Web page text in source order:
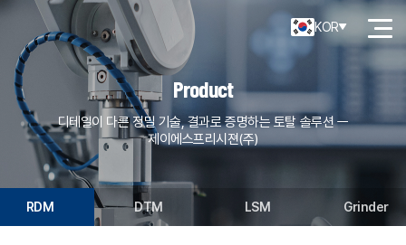
KOR
Product
디테일이 다른 정밀 기술, 결과로 증명하는 토탈 솔루션 ㅡ
제이에스프리시젼(주)
RDM DTM LSM Grinder